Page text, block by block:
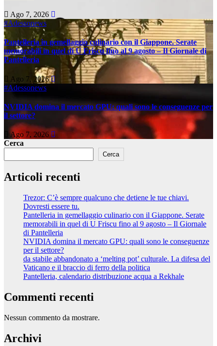
Ago 7, 2026
#Adessonews
Pantelleria in gemellaggio culinario con il Giappone. Serate
memorabili in quel di U Friscu fino al 9 agosto – Il Giornale di
Pantelleria
Ago 7, 2026
#Adessonews
NVIDIA domina il mercato GPU: quali sono le conseguenze per
il settore?
Ago 7, 2026
Cerca
Cerca
Articoli recenti
Trezor: C’è sempre qualcuno che detiene le tue chiavi.
Dovresti essere tu.
Pantelleria in gemellaggio culinario con il Giappone. Serate
memorabili in quel di U Friscu fino al 9 agosto – Il Giornale
di Pantelleria
NVIDIA domina il mercato GPU: quali sono le conseguenze
per il settore?
da stabile abbandonato a ‘melting pot’ culturale. La difesa del
Vaticano e il braccio di ferro della politica
Pantelleria, calendario distribuzione acqua a Rekhale
Commenti recenti
Nessun commento da mostrare.
Archivi